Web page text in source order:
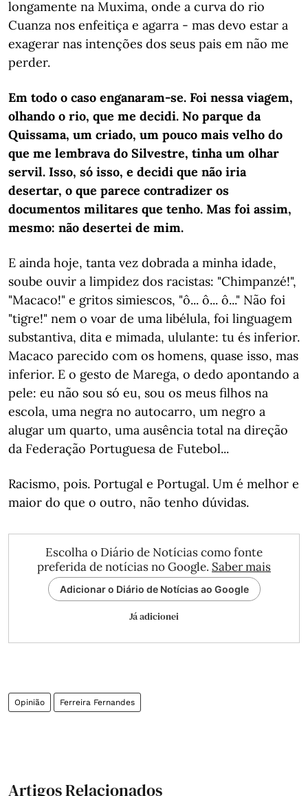
longamente na Muxima, onde a curva do rio
Cuanza nos enfeitiça e agarra - mas devo estar a
exagerar nas intenções dos seus pais em não me
perder.
Em todo o caso enganaram-se. Foi nessa viagem,
olhando o rio, que me decidi. No parque da
Quissama, um criado, um pouco mais velho do
que me lembrava do Silvestre, tinha um olhar
servil. Isso, só isso, e decidi que não iria
desertar, o que parece contradizer os
documentos militares que tenho. Mas foi assim,
mesmo: não desertei de mim.
E ainda hoje, tanta vez dobrada a minha idade,
soube ouvir a limpidez dos racistas: "Chimpanzé!",
"Macaco!" e gritos simiescos, "ô... ô... ô..." Não foi
"tigre!" nem o voar de uma libélula, foi linguagem
substantiva, dita e mimada, ululante: tu és inferior.
Macaco parecido com os homens, quase isso, mas
inferior. E o gesto de Marega, o dedo apontando a
pele: eu não sou só eu, sou os meus filhos na
escola, uma negra no autocarro, um negro a
alugar um quarto, uma ausência total na direção
da Federação Portuguesa de Futebol...
Racismo, pois. Portugal e Portugal. Um é melhor e
maior do que o outro, não tenho dúvidas.
Escolha o Diário de Notícias como fonte
preferida de notícias no Google. Saber mais
Adicionar o Diário de Notícias ao Google
Já adicionei
Opinião Ferreira Fernandes
Artigos Relacionados